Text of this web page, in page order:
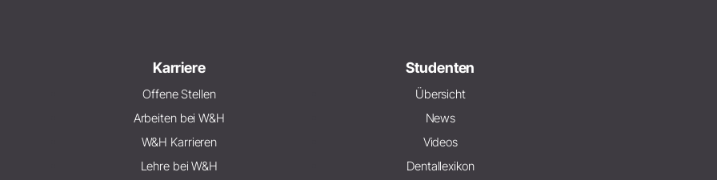
Karriere
Offene Stellen
Arbeiten bei W&H
W&H Karrieren
Lehre bei W&H
Studenten
Übersicht
News
Videos
Dentallexikon